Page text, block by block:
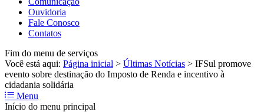
Ouvidoria
Fale Conosco
Contatos
Fim do menu de serviços
Você está aqui: Página inicial > Últimas Notícias > IFSul promove
evento sobre destinação do Imposto de Renda e incentivo à
cidadania solidária
Menu
Início do menu principal